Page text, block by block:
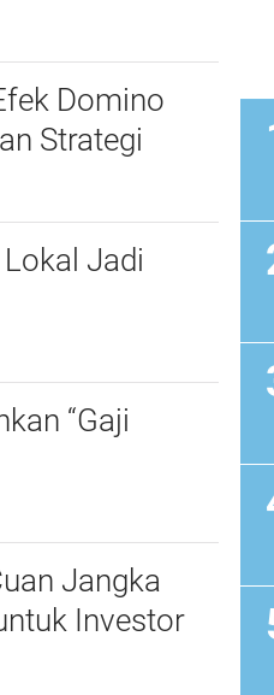
Domino
Strategi
Jadi
“Gaji
Jangka
Investor